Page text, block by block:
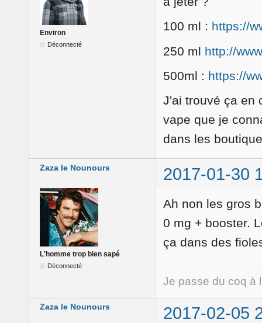
Environ
Déconnecté
100 ml : https://
250 ml http://
500ml : https://
J'ai trouvé ça en
vape que je
dans les
Zaza le Nounours 2017-01-30
L'homme trop bien sapé
Déconnecté
Ah non les gros
0 mg + booster.
ça dans des
Je passe du coq à
Zaza le Nounours 2017-02-05